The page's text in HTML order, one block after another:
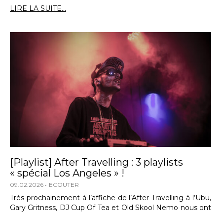
LIRE LA SUITE...
[Playlist] After Travelling : 3 playlists
« spécial Los Angeles » !
09.02.2026 ECOUTER
Très prochainement à l’affiche de l’After Travelling à l’Ubu,
Gary Gritness, DJ Cup Of Tea et Old Skool Nemo nous ont